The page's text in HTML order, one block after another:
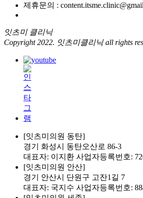
제휴문의 :
잇츠미 클리닉
Copyright 2022. 잇츠미클리닉 all rights
[잇츠미의원 동탄]
경기 화성시 동탄오산로 86-3
대표자: 이지환 사업자등록번호:
[잇츠미의원 안산]
경기 안산시 단원구 고잔1길 7
대표자: 국지수 사업자등록번호: